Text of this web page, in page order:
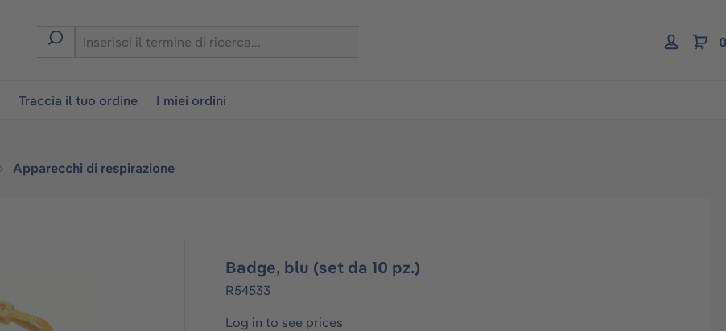
Traccia il tuo ordine I miei ordini
Apparecchi di respirazione
Badge, blu (set da 10 pz.)
R54533
Log in to see prices